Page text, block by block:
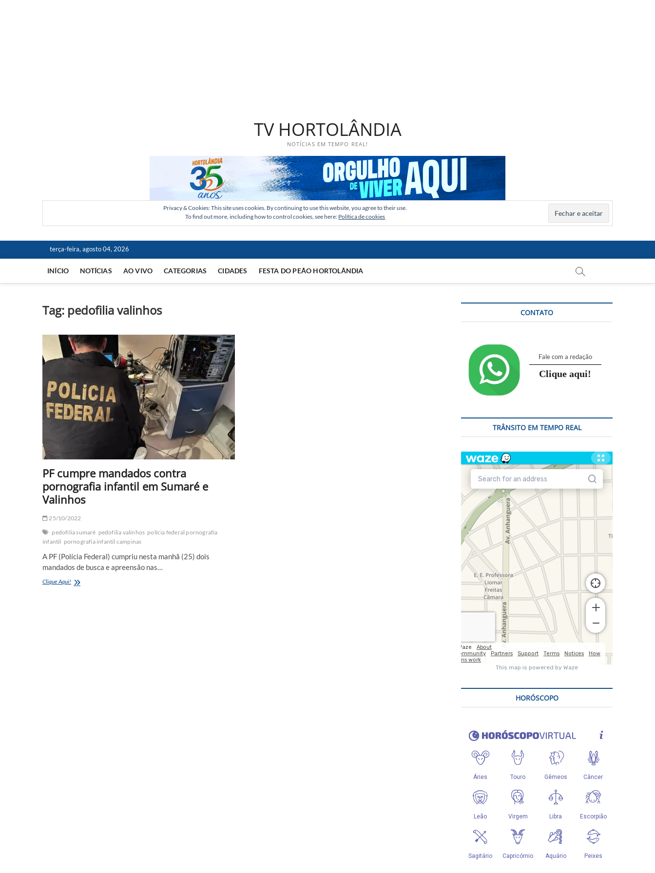
TV HORTOLÂNDIA
NOTÍCIAS EM TEMPO REAL!
Privacy & Cookies: This site uses cookies. By continuing to use this website, you agree to their use.
To find out more, including how to control cookies, see here: Política de cookies
terça-feira, agosto 04, 2026
INÍCIO NOTÍCIAS AO VIVO CATEGORIAS CIDADES FESTA DO PEÃO HORTOLÂNDIA
Tag: pedofilia valinhos
PF cumpre mandados contra
pornografia infantil em Sumaré e
Valinhos
25/10/2022
pedofilia sumaré pedofilia valinhos polícia federal pornografia
infantil pornografia infantil campinas
A PF (Polícia Federal) cumpriu nesta manhã (25) dois
mandados de busca e apreensão nas…
Clique Aqui! PF
CONTATO
Fale com a redação
Clique aqui!
TRÂNSITO EM TEMPO REAL
HORÓSCOPO